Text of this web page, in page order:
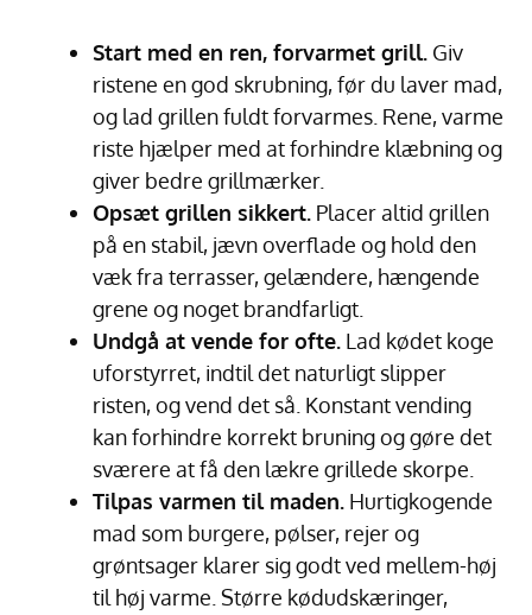
Start med en ren, forvarmet grill. Giv
ristene en god skrubning, før du laver mad,
og lad grillen fuldt forvarmes. Rene, varme
riste hjælper med at forhindre klæbning og
giver bedre grillmærker.
Opsæt grillen sikkert. Placer altid grillen
på en stabil, jævn overflade og hold den
væk fra terrasser, gelændere, hængende
grene og noget brandfarligt.
Undgå at vende for ofte. Lad kødet koge
uforstyrret, indtil det naturligt slipper
risten, og vend det så. Konstant vending
kan forhindre korrekt bruning og gøre det
sværere at få den lækre grillede skorpe.
Tilpas varmen til maden. Hurtigkogende
mad som burgere, pølser, rejer og
grøntsager klarer sig godt ved mellem-høj
til høj varme. Større kødudskæringer,